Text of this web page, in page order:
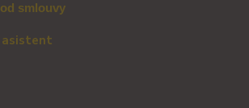
smlouvy
asistent